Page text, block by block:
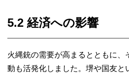
5.2 経済への影響
火縄銃の需要が高まるとともに、
動も活発化しました。堺や国友と